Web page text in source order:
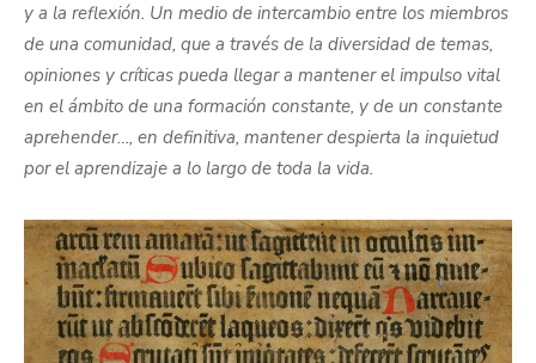
y a la reflexión. Un medio de intercambio entre los miembros
de una comunidad, que a través de la diversidad de temas,
opiniones y críticas pueda llegar a mantener el impulso vital
en el ámbito de una formación constante, y de un constante
aprehender…, en definitiva, mantener despierta la inquietud
por el aprendizaje a lo largo de toda la vida.